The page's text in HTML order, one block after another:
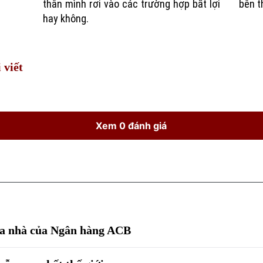
thân mình rơi vào các trường hợp bất lợi
hay không.
bên
viết
Xem 0 đánh giá
nhà của Ngân hàng ACB